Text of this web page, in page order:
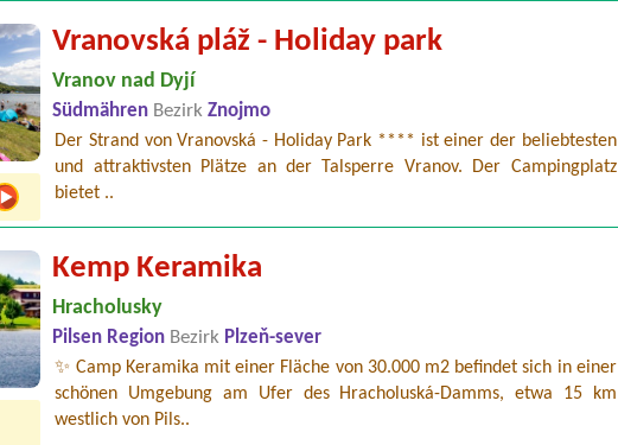
Vranovská pláž - Holiday park
Vranov nad Dyjí
Südmähren Bezirk Znojmo
Der Strand von Vranovská - Holiday Park **** ist einer der beliebtesten
und attraktivsten Plätze an der Talsperre Vranov. Der Campingplatz
bietet ..
Kemp Keramika
Hracholusky
Pilsen Region Bezirk Plzeň-sever
✨ Camp Keramika mit einer Fläche von 30.000 m2 befindet sich in einer
schönen Umgebung am Ufer des Hracholuská-Damms, etwa 15 km
westlich von Pils..